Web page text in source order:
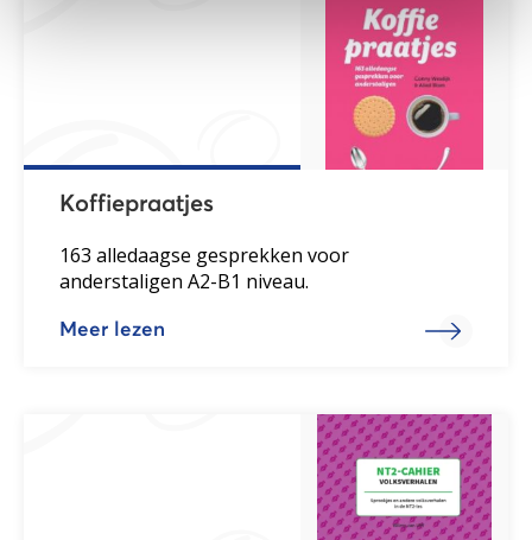
Koffiepraatjes
163 alledaagse gesprekken voor
anderstaligen A2-B1 niveau.
Meer lezen